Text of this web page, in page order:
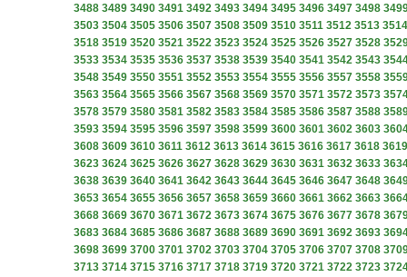
3488 3489 3490 3491 3492 3493 3494 3495 3496 3497 3498
3503 3504 3505 3506 3507 3508 3509 3510 3511 3512 3513 3514
3518 3519 3520 3521 3522 3523 3524 3525 3526 3527 3528
3533 3534 3535 3536 3537 3538 3539 3540 3541 3542 3543
3548 3549 3550 3551 3552 3553 3554 3555 3556 3557 3558
3563 3564 3565 3566 3567 3568 3569 3570 3571 3572 3573
3578 3579 3580 3581 3582 3583 3584 3585 3586 3587 3588
3593 3594 3595 3596 3597 3598 3599 3600 3601 3602 3603
3608 3609 3610 3611 3612 3613 3614 3615 3616 3617 3618 3619
3623 3624 3625 3626 3627 3628 3629 3630 3631 3632 3633
3638 3639 3640 3641 3642 3643 3644 3645 3646 3647 3648
3653 3654 3655 3656 3657 3658 3659 3660 3661 3662 3663
3668 3669 3670 3671 3672 3673 3674 3675 3676 3677 3678
3683 3684 3685 3686 3687 3688 3689 3690 3691 3692 3693
3698 3699 3700 3701 3702 3703 3704 3705 3706 3707 3708
3713 3714 3715 3716 3717 3718 3719 3720 3721 3722 3723